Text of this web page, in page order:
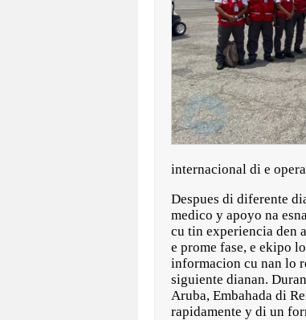
internacional di e
Despues di diferente
medico y apoyo na
cu tin experiencia den
e prome fase, e ekipo
informacion cu nan lo
siguiente dianan.
Aruba, Embahada di
rapidamente y di un